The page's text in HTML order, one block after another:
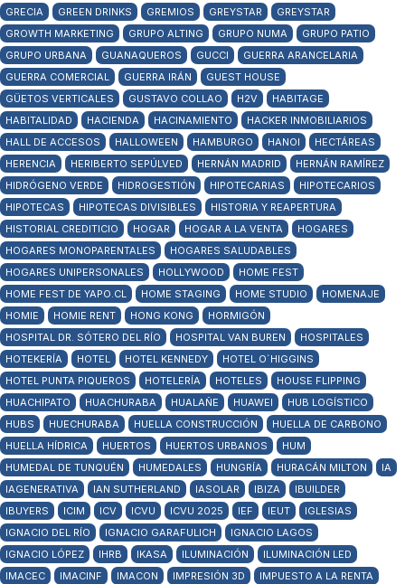
GRECIA
GREEN DRINKS GREMIOS GREYSTAR
GREYSTAR
GROWTH MARKETING
GRUPO ALTING GRUPO NUMA
GRUPO PATIO
GRUPO URBANA
GUANAQUEROS GUCCI
GUERRA ARANCELARIA
GUERRA COMERCIAL
GUERRA IRÁN
GUEST HOUSE
GÜETOS VERTICALES
GUSTAVO COLLAO H2V
HABITAGE
HABITALIDAD
HACIENDA HACINAMIENTO
HACKER INMOBILIARIOS
HALL DE ACCESOS
HALLOWEEN HAMBURGO HANOI
HECTÁREAS
HERENCIA
HERIBERTO SEPÚLVED HERNÁN MADRID
HERNÁN RAMÍREZ
HIDRÓGENO VERDE
HIDROGESTIÓN HIPOTECARIAS
HIPOTECARIOS
HIPOTECAS
HIPOTECAS DIVISIBLES
HISTORIA Y REAPERTURA
HISTORIAL CREDITICIO
HOGAR HOGAR A LA VENTA
HOGARES
HOGARES MONOPARENTALES
HOGARES SALUDABLES
HOGARES UNIPERSONALES
HOLLYWOOD
HOME FEST
HOME FEST DE YAPO.CL
HOME STAGING HOME STUDIO
HOMENAJE
HOMIE
HOMIE RENT HONG KONG
HORMIGÓN
HOSPITAL DR. SÓTERO DEL RÍO
HOSPITAL VAN BUREN
HOSPITALES
HOTEKERÍA
HOTEL HOTEL KENNEDY
HOTEL O´HIGGINS
HOTEL PUNTA PIQUEROS
HOTELERÍA HOTELES
HOUSE FLIPPING
HUACHIPATO
HUACHURABA HUALAÑE HUAWEI
HUB LOGÍSTICO
HUBS
HUECHURABA HUELLA CONSTRUCCIÓN
HUELLA DE CARBONO
HUELLA HÍDRICA
HUERTOS HUERTOS URBANOS
HUM
HUMEDAL DE TUNQUÉN
HUMEDALES HUNGRÍA HURACÁN MILTON
IA
IAGENERATIVA
IAN SUTHERLAND IASOLAR IBIZA
IBUILDER
IBUYERS
ICIM ICV ICVU ICVU 2025 IEF IEUT
IGLESIAS
IGNACIO DEL RÍO
IGNACIO GARAFULICH
IGNACIO LAGOS
IGNACIO LÓPEZ
IHRB IKASA ILUMINACIÓN
ILUMINACIÓN LED
IMACEC
IMACINF IMACON IMPRESIÓN 3D
IMPUESTO A LA RENTA